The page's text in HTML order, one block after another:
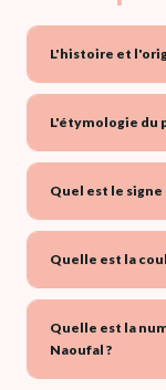
L'histoire et
L'étymologie du
Quel est le
Quelle est la
Quelle est la
Naoufal ?